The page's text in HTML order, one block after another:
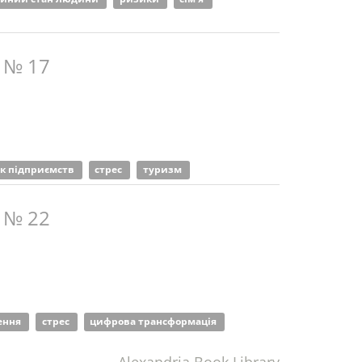
№ 17
підприємств стрес туризм
№ 22
стрес цифрова трансформація